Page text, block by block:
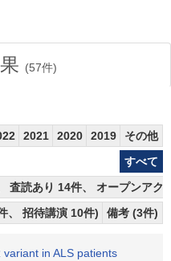
(57件)
2021 2020 2019
その他
すべて
査読あり 14件、 オープンアク
、 招待講演 10件)
備考 (3件)
in ALS patients